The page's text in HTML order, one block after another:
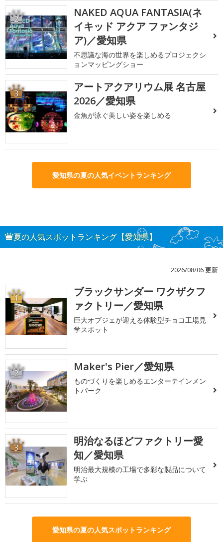
2
NAKED AQUA FANTASIA(ネ
イキッド アクア ファンタジ
ア)／愛知県
不思議な海の世界を楽しめるプロジェクシ
ョンマッピングショー
3
アートアクアリウム展 名古屋
2026／愛知県
金魚が泳ぐ美しい姿を楽しめる
愛知県の夏の人気イベントランキング
夏の人気スポットランキング【愛知県】
2026/08/06 更新
1
ブラックサンダー ワクザクフ
ァクトリー／愛知県
巨大オブジェが迎える体験型チョコ工場見
学スポット
2 Maker's Pier／愛知県
ものづくりを楽しめるエンターテインメン
トパーク
3
明治なるほどファクトリー愛
知／愛知県
明治最大規模の工場で多彩な製品について
学ぶ
愛知県の夏の人気スポットランキング